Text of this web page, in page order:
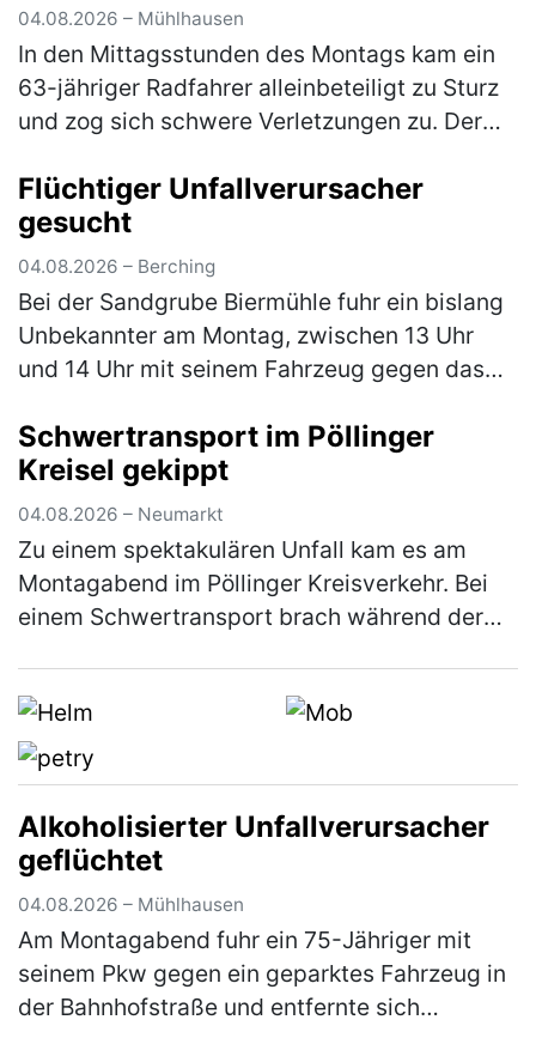
04.08.2026 – Mühlhausen
In den Mittagsstunden des Montags kam ein
63-jähriger Radfahrer alleinbeteiligt zu Sturz
und zog sich schwere Verletzungen zu. Der
Radweg von Weihersdorf in Richtun…
Flüchtiger Unfallverursacher
gesucht
04.08.2026 – Berching
Bei der Sandgrube Biermühle fuhr ein bislang
Unbekannter am Montag, zwischen 13 Uhr
und 14 Uhr mit seinem Fahrzeug gegen das
Sachschaden in Höhe von rund 5.000 €. Der…
(mehr)
Schwertransport im Pöllinger
Kreisel gekippt
04.08.2026 – Neumarkt
Zu einem spektakulären Unfall kam es am
Montagabend im Pöllinger Kreisverkehr. Bei
einem Schwertransport brach während der
Alkoholisierter Unfallverursacher
geflüchtet
04.08.2026 – Mühlhausen
Am Montagabend fuhr ein 75-Jähriger mit
seinem Pkw gegen ein geparktes Fahrzeug in
der Bahnhofstraße und entfernte sich